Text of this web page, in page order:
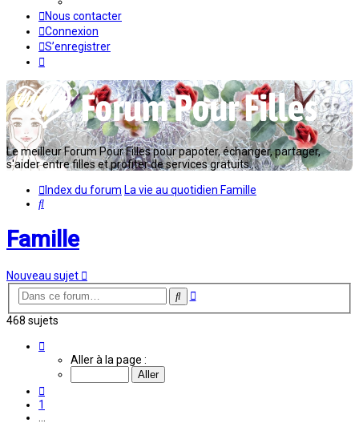
Nous contacter
Connexion
S’enregistrer
Le meilleur Forum Pour Filles pour papoter, échanger, partager,
s'aider entre filles et profiter de services gratuits...
Index du forum La vie au quotidien Famille
Rechercher
Famille
Nouveau sujet
Rechercher
Recherche
468 sujets
Aller à la page :
1